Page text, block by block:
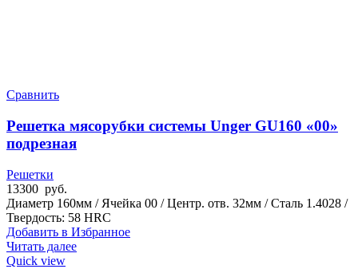
Сравнить
Решетка мясорубки системы Unger GU160 «00»
подрезная
Решетки
13300 руб.
Диаметр 160мм / Ячейка 00 / Центр. отв. 32мм / Сталь 1.4028 /
Твердость: 58 HRC
Добавить в Избранное
Читать далее
Quick view